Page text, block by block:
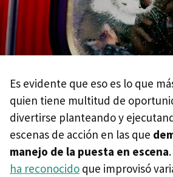
Es evidente que eso es lo que
quien tiene multitud de
divertirse planteando y
escenas de acción en las que
manejo de la puesta en escena
ha reconocido que improvisó